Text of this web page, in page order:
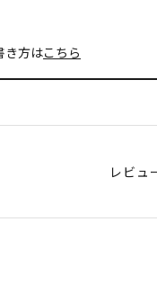
き方はこちら
レビュ